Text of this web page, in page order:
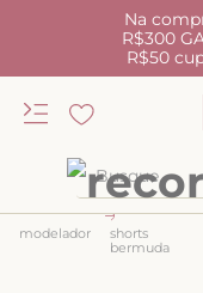
Na
R$300
R$50
Busque
modelador
shorts
bermuda
TERMOS MAIS BUSCADOS